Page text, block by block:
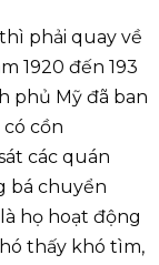
phải quay về
1920 đến 193
phủ Mỹ đã ban
cồn
các quán
bá chuyển
họ hoạt động
thấy khó tìm,